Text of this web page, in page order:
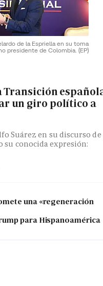
de la Espriella en su toma
presidente de Colombia. (EP)
Transición
un giro político a
Suárez en su discurso de
su conocida expresión:
una «regeneración
para Hispanoamérica